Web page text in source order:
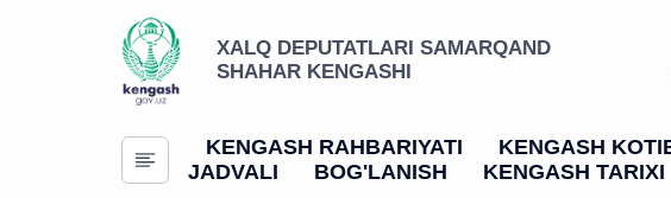
XALQ DEPUTATLARI SAMARQAND
SHAHAR KENGASHI
KENGASH RAHBARIYATI KENGASH
JADVALI
BOG'LANISH KENGASH TARIXI